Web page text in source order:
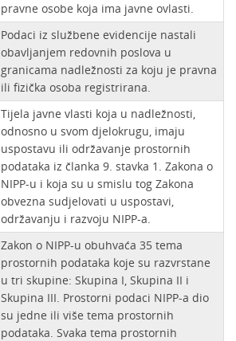
pravne osobe koja ima javne ovlasti.
Podaci iz službene evidencije nastali
obavljanjem redovnih poslova u
granicama nadležnosti za koju je pravna
ili fizička osoba registrirana.
Tijela javne vlasti koja u nadležnosti,
odnosno u svom djelokrugu, imaju
uspostavu ili održavanje prostornih
podataka iz članka 9. stavka 1. Zakona o
NIPP-u i koja su u smislu tog Zakona
obvezna sudjelovati u uspostavi,
održavanju i razvoju NIPP-a.
Zakon o NIPP-u obuhvaća 35 tema
prostornih podataka koje su razvrstane
u tri skupine: Skupina I, Skupina II i
Skupina III. Prostorni podaci NIPP-a dio
su jedne ili više tema prostornih
podataka. Svaka tema prostornih